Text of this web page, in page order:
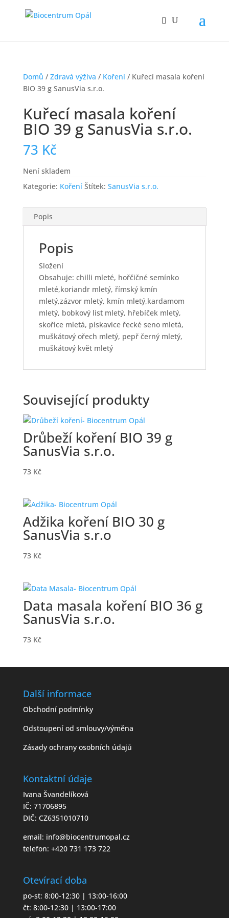
Domů / Zdravá výživa / Koření/ Kuřecí masala koření
BIO 39 g SanusVia s.r.o.
Kuřecí masala koření
BIO 39 g SanusVia s.r.o.
73 Kč
Není skladem
Kategorie: Koření Štítek: SanusVia s.r.o.
Popis
Popis
Složení
Obsahuje: chilli mleté, hořčičné semínko
mleté,koriandr mletý, římský kmín
mletý,zázvor mletý, kmín mletý,kardamom
mletý, bobkový list mletý, hřebíček mletý,
skořice mletá, pískavice řecké seno mletá,
muškátový ořech mletý, pepř černý mletý,
muškátový květ mletý
Související produkty
Drůbeží koření BIO 39 g
SanusVia s.r.o.
73 Kč
Adžika koření BIO 30 g
SanusVia s.r.o
73 Kč
Data masala koření BIO 36 g
SanusVia s.r.o.
73 Kč
Další informace
Obchodní podmínky
Odstoupení od smlouvy/výměna
Zásady ochrany osobních údajů
Kontaktní údaje
Ivana Švandelíková
IČ: 71706895
DIČ: CZ6351010710
email: info@biocentrumopal.cz
telefon: +420 731 173 722
Otevírací doba
po-st: 8:00-12:30 | 13:00-16:00
čt: 8:00-12:30 | 13:00-17:00